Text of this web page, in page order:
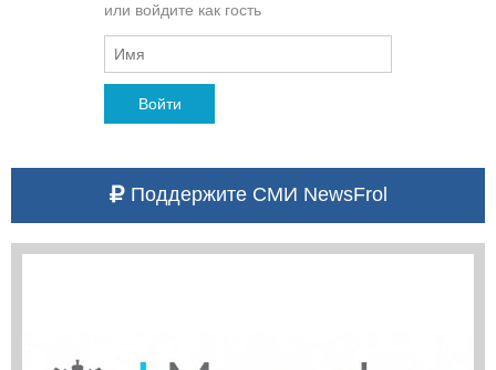
или войдите как гость
Войти
Поддержите СМИ NewsFrol